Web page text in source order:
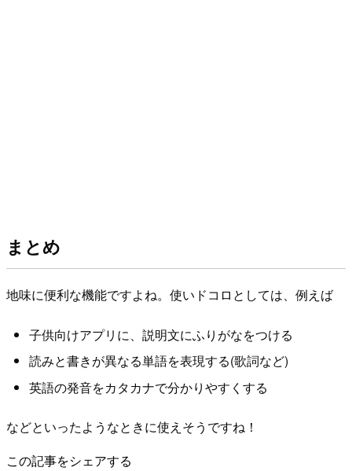
まとめ
地味に便利な機能ですよね。使いドコロとしては、例えば
子供向けアプリに、説明文にふりがなをつける
読みと書きが異なる単語を表現する(歌詞など)
英語の発音をカタカナで分かりやすくする
などといったようなときに使えそうですね！
この記事をシェアする